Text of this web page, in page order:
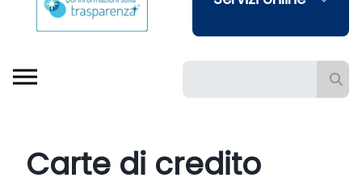
Barra di ricerca
Carte di credito